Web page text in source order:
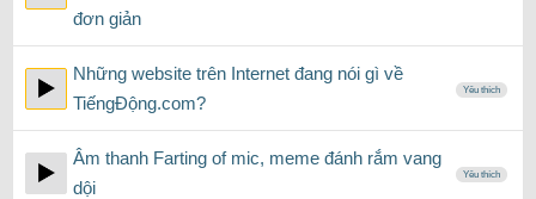
đơn giản
Những website trên Internet đang nói gì về
TiếngĐộng.com?
Yêu thích
Âm thanh Farting of mic, meme đánh rắm vang
dội
Yêu thích